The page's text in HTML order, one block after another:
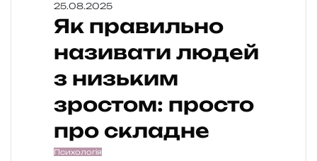
25.08.2025
Як правильно
називати людей
з низьким
зростом: просто
про складне
Психологія